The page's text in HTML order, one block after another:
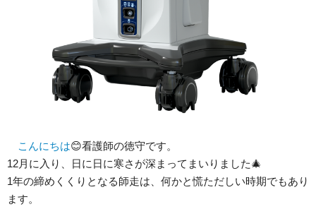
こんにちは😊看護師の徳守です。
12月に入り、日に日に寒さが深まってまいりました🎄
1年の締めくくりとなる師走は、何かと慌ただしい時期でもあり
ます。